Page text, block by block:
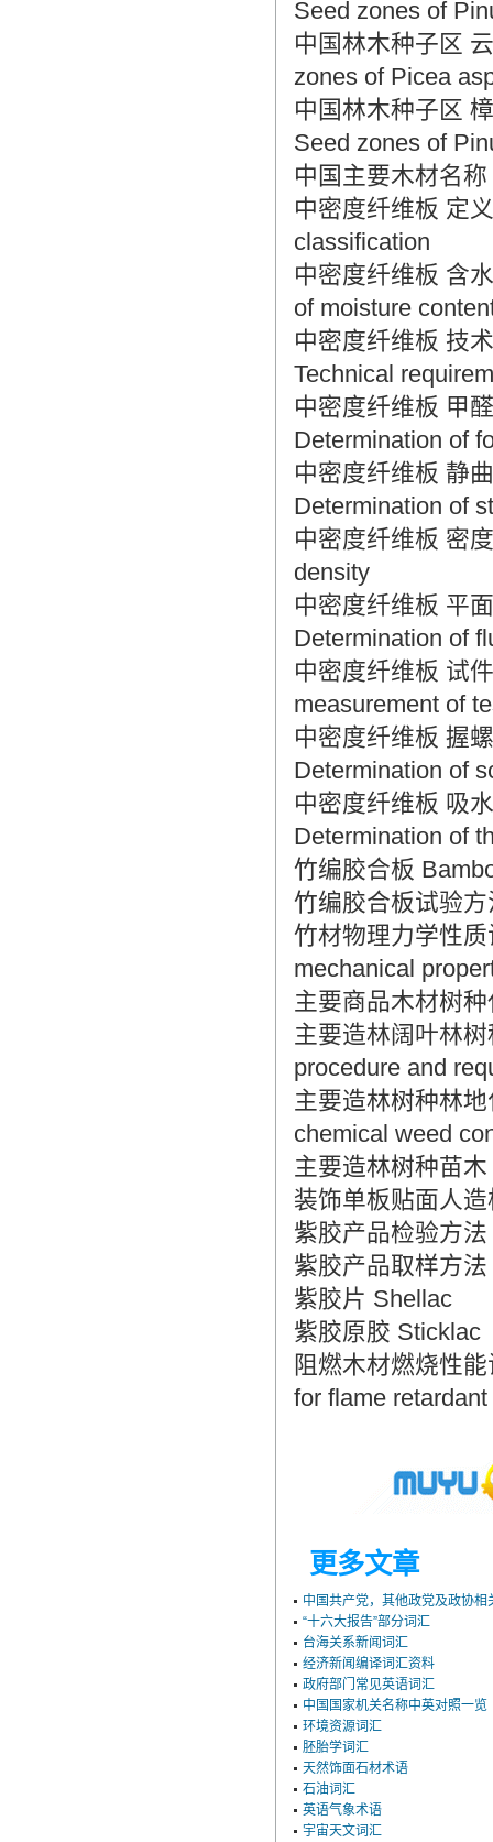
Seed zones of
中国林木种子区
zones of Picea
中国林木种子区
Seed zones of
中国主要木材名
中密度纤维板 定
classification
中密度纤维板 含
of moisture
中密度纤维板 技
Technical
中密度纤维板 甲
Determination of
中密度纤维板 静
Determination of
中密度纤维板 密
density
中密度纤维板 平
Determination of
中密度纤维板 试
measurement of
中密度纤维板 握
Determination of
中密度纤维板 吸
Determination of
竹编胶合板
竹编胶合板试验
竹材物理力学性
mechanical
主要商品木材树
主要造林阔叶林
procedure and
主要造林树种林
chemical weed
主要造林树种苗
装饰单板贴面人
紫胶产品检验方
紫胶产品取样方
紫胶片 Shellac
紫胶原胶 Sticklac
阻燃木材燃烧性
for flame
更多文章
中国共产党，其他政党及政协相
“十六大报告”部分词汇
台海关系新闻词汇
经济新闻编译词汇资料
政府部门常见英语词汇
中国国家机关名称中英对照一览
环境资源词汇
胚胎学词汇
天然饰面石材术语
石油词汇
英语气象术语
宇宙天文词汇